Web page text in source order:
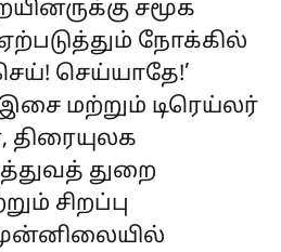
சமூக
நோக்கில்
செய்யாதே!’
மற்றும் டிரெய்லர்
திரையுலக
துறை
சிறப்பு